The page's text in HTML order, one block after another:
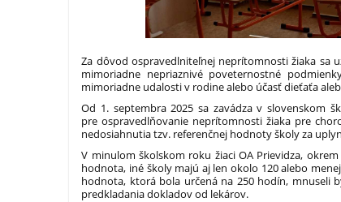
Za dôvod ospravedlniteľnej neprítomnosti žiaka sa
mimoriadne nepriaznivé poveternostné
mimoriadne udalosti v rodine alebo účasť dieťaťa
Od 1. septembra 2025 sa zavádza v slovenskom
pre ospravedlňovanie neprítomnosti žiaka pre
nedosiahnutia tzv. referenčnej hodnoty školy za
V minulom školskom roku žiaci OA Prievidza,
hodnota, iné školy majú aj len okolo 120 alebo
hodnota, ktorá bola určená na 250 hodín, mnuseli
predkladania dokladov od lekárov.